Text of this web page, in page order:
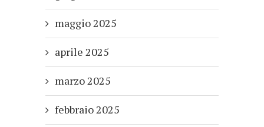
maggio 2025
aprile 2025
marzo 2025
febbraio 2025